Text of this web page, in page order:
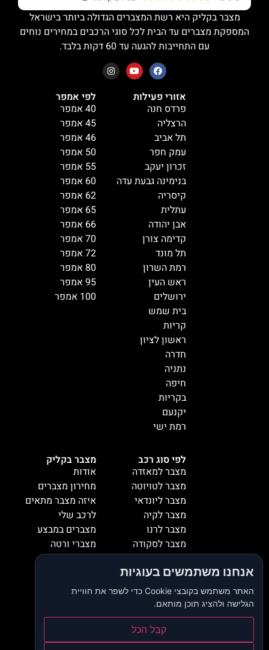
מצבר בקליק
אודות
מחירון מצברים
איזה מצבר מתאים
לרכב שלי
מצברים במבצע
מצברי ורטה
מצברי שנפ
אזורי שירות
צור קשר
בלוג
לפי סוג רכב
מצבר למאזדה
מצבר לטויוטה
מצבר ליונדאי
מצבר לקיה
מצבר לרנו
מצבר לסקודה
מצבר למיציבושי
מצבר לסובארו
מצבר להונדה
מצבר לאופל
מצבר לסיאט
מצבר לאאודי
מצבר לסוזוקי
לפי אמפר
40 אמפר
45 אמפר
46 אמפר
50 אמפר
55 אמפר
60 אמפר
62 אמפר
65 אמפר
66 אמפר
70 אמפר
72 אמפר
80 אמפר
95 אמפר
100 אמפר
אזורי פעילות
פרדס חנה
הרצליה
תל אביב
עמק חפר
זכרון יעקב
בנימינה גבעת עדה
קיסריה
עתלית
אבן יהודה
קדימה צורן
תל מונד
רמת השרון
ראש העין
ירושלים
בית שמש
קריות
ראשון לציון
חדרה
נתניה
חיפה
בקריות
יקנעם
רמת ישי
מצבר בקליק היא רשת המצברים הגדולה ביותר בישראל
המספקת מצברים עד הבית לכל סוגי הרכבים במחירים נוחים
עם התחייבות להגעה עד 60 דקות בלבד.
אנחנו משתמשים בעוגיות
האתר משתמש בקובצי Cookie כדי לשפר את חוויית
הגלישה ולהציג תוכן מותאם.
קבל הכל